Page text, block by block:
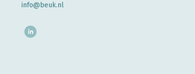
info@beuk.nl